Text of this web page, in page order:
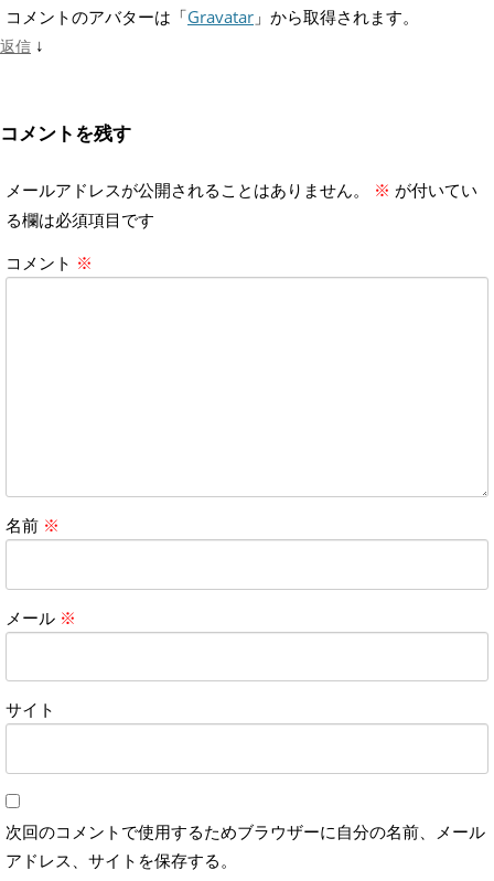
コメントのアバターは「Gravatar 」から取得されます。
返信 ↓
コメントを残す
メールアドレスが公開されることはありません。 ※ が付いてい
る欄は必須項目です
コメント ※
名前 ※
メール ※
サイト
次回のコメントで使用するためブラウザーに自分の名前、メール
アドレス、サイトを保存する。